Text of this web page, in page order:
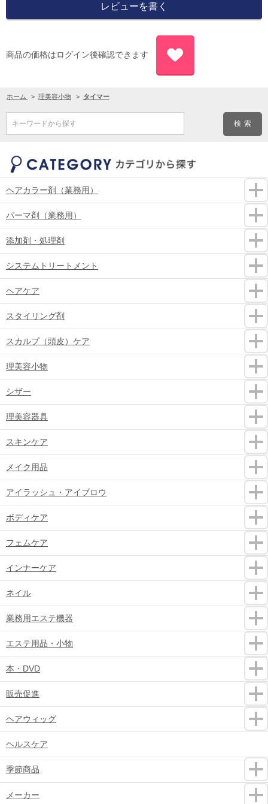
商品の価格はログイン後確認できます
ホーム > 理美容小物 > タイマー
キーワードから探す
ヘアカラー剤（業務用）
パーマ剤（業務用）
添加剤・処理剤
システムトリートメント
ヘアケア
スタイリング剤
スカルプ（頭皮）ケア
理美容小物
シザー
理美容器具
スキンケア
メイク用品
アイラッシュ・アイブロウ
ボディケア
フェムケア
インナーケア
ネイル
業務用エステ機器
エステ用品・小物
本・DVD
販売促進
ヘアウィッグ
ヘルスケア
季節商品
メーカー